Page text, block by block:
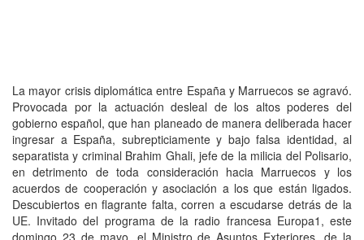
La mayor crisis diplomática entre España y Marruecos se agravó.
Provocada por la actuación desleal de los altos poderes del
gobierno español, que han planeado de manera deliberada hacer
ingresar a España, subrepticiamente y bajo falsa identidad, al
separatista y criminal Brahim Ghali, jefe de la milicia del Polisario,
en detrimento de toda consideración hacia Marruecos y los
acuerdos de cooperación y asociación a los que están ligados.
Descubiertos en flagrante falta, corren a escudarse detrás de la
UE. Invitado del programa de la radio francesa Europa1, este
domingo 23 de mayo, el Ministro de Asuntos Exteriores, de la